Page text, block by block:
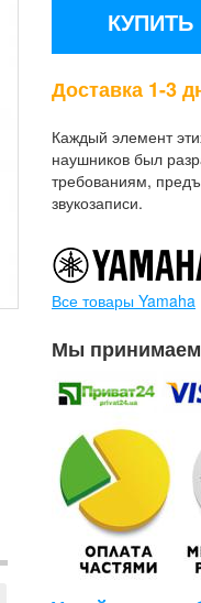
КУПИТЬ
Доставка 1-3
Каждый элемент
наушников был
требованиям,
звукозаписи.
Все товары Yamaha
Мы